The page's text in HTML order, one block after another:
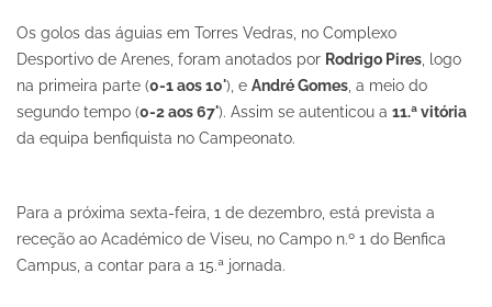
Os golos das águias em Torres Vedras, no Complexo
Desportivo de Arenes, foram anotados por Rodrigo Pires , logo
na primeira parte (0-1 aos 10'), e André Gomes , a meio do
segundo tempo (0-2 aos 67'). Assim se autenticou a 11.ª vitória
da equipa benfiquista no Campeonato.
Para a próxima sexta-feira, 1 de dezembro, está prevista a
receção ao Académico de Viseu, no Campo n.º 1 do Benfica
Campus, a contar para a 15.ª jornada.